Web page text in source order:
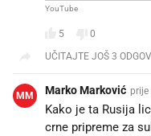
YouTube
5
0
UČITAJTE JOŠ 3
MM Marko Marković prije
Kako je ta Rusija
crne pripreme za